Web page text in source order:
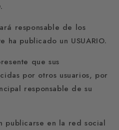
responsable de los
ha publicado un USUARIO.
que sus
por otros usuarios, por
responsable de su
publicarse en la red social